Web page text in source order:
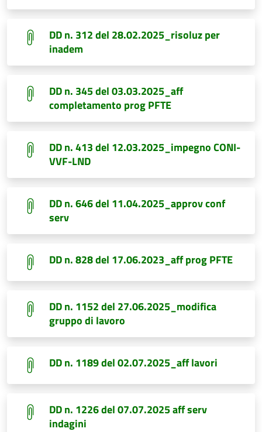
DD n. 312 del 28.02.2025_risoluz per
inadem
DD n. 345 del 03.03.2025_aff
completamento prog PFTE
DD n. 413 del 12.03.2025_impegno CONI-
VVF-LND
DD n. 646 del 11.04.2025_approv conf
serv
DD n. 828 del 17.06.2023_aff prog PFTE
DD n. 1152 del 27.06.2025_modifica
gruppo di lavoro
DD n. 1189 del 02.07.2025_aff lavori
DD n. 1226 del 07.07.2025 aff serv
indagini